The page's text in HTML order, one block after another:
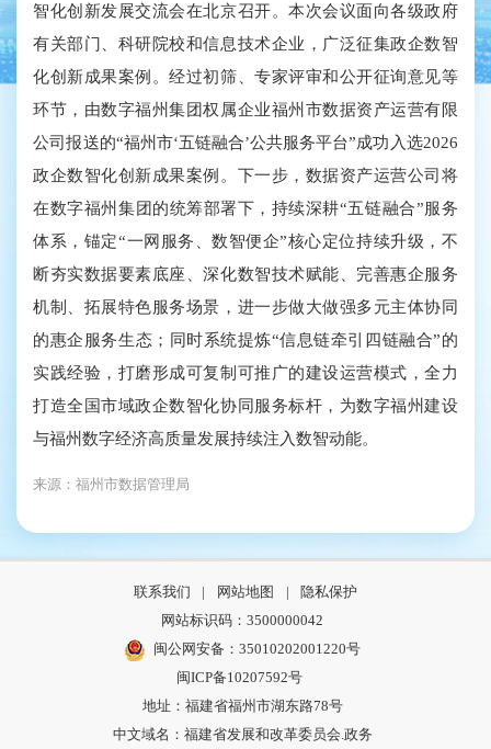
智化创新发展交流会在北京召开。本次会议面向各级政府
有关部门、科研院校和信息技术企业，广泛征集政企数智
化创新成果案例。经过初筛、专家评审和公开征询意见等
环节，由数字福州集团权属企业福州市数据资产运营有限
公司报送的“福州市‘五链融合’公共服务平台”成功入选2026
政企数智化创新成果案例。下一步，数据资产运营公司将
在数字福州集团的统筹部署下，持续深耕“五链融合”服务
体系，锚定“一网服务、数智便企”核心定位持续升级，不
断夯实数据要素底座、深化数智技术赋能、完善惠企服务
机制、拓展特色服务场景，进一步做大做强多元主体协同
的惠企服务生态；同时系统提炼“信息链牵引四链融合”的
实践经验，打磨形成可复制可推广的建设运营模式，全力
打造全国市域政企数智化协同服务标杆，为数字福州建设
与福州数字经济高质量发展持续注入数智动能。
来源：福州市数据管理局
联系我们 | 网站地图 |
隐私保护
网站标识码：3500000042
闽公网安备：35010202001220号
闽ICP备10207592号
地址：福建省福州市湖东路78号
中文域名：福建省发展和改革委员会.政务